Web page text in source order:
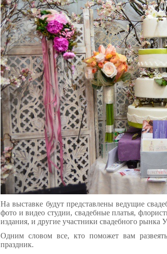
На выставке будут представлены ведущие
фото и видео студии, свадебные платья,
издания, и другие участники свадебного рынка
Одним словом все, кто поможет вам
праздник.